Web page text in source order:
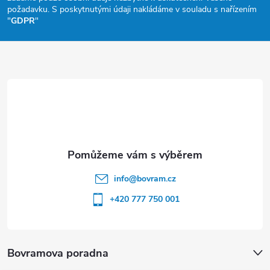
a
t
požadavku. S poskytnutými údaji nakládáme v souladu s nařízením
"GDPR"
Bovramova poradna
info@bovram.cz
+420 777 750 001